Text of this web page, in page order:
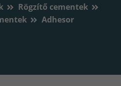
Rögzítő cementek
Adhesor